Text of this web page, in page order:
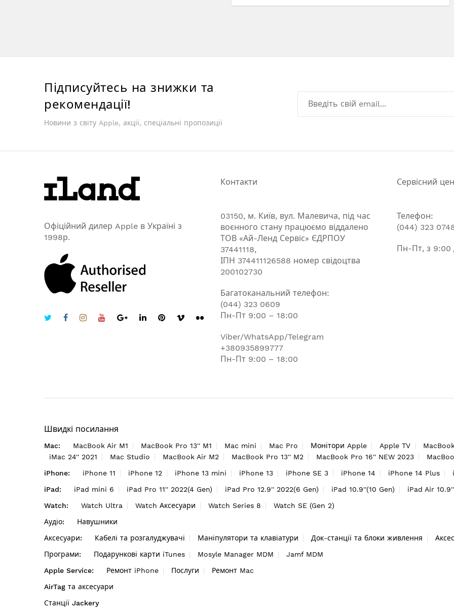
Підписуйтесь на знижки та
рекомендації!
Новини з світу Apple, акції, спеціальні пропозиції
Офіційний дилер Apple в Україні з
1998р.
Контакти
03150, м. Київ, вул. Малевича, під час
воєнного стану працюємо віддалено
ТОВ «Ай-Ленд Сервіс» ЄДРПОУ
37441118,
ІПН 374411126588 номер свідоцтва
200102730
Багатоканальний телефон:
(044) 323 0609
Пн-Пт 9:00 – 18:00
Viber/WhatsApp/Telegram
+380935899777
Пн-Пт 9:00 – 18:00
Сервісний
Телефон:
(044) 323
Пн-Пт, з 9:00
Швидкі посилання
Mac: MacBook Air M1 MacBook Pro 13'' M1 Mac mini Mac Pro Монітори Apple Apple TV
iMac 24'' 2021
Mac Studio MacBook Air M2 MacBook Pro 13'' M2 MacBook Pro 16'' NEW 2023
iPhone:
iPhone 11 iPhone 12 iPhone 13 mini iPhone 13 iPhone SE 3 iPhone 14 iPhone 14 Plus
iPad:
iPad mini 6 iPad Pro 11'' 2022(4 Gen) iPad Pro 12.9'' 2022(6 Gen) iPad 10.9''(10 Gen)
iPad Air
Watch:
Watch Ultra Watch Аксесуари Watch Series 8
Watch SE (Gen 2)
Аудіо:
Навушники
Аксесуари:
Кабелі та розгалуджувачі Маніпулятори та клавіатури Док-станції та блоки живлення
Програми:
Подарункові карти iTunes Mosyle Manager MDM
Jamf MDM
Apple Service:
Ремонт iPhone Послуги
Ремонт Mac
AirTag та аксесуари
Станції Jackery